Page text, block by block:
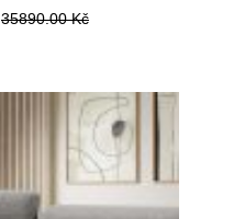
35890.00 Kč